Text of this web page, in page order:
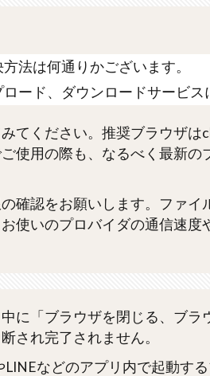
法は何通りかございます。
ード、ダウンロードサービス
てください。推奨ブラウザは
使用の際も、なるべく最新の
確認をお願いします。ファイ
使いのプロバイダの通信速度
に「ブラウザを閉じる、ブラ
され完了されません。
などのアプリ内で起動す